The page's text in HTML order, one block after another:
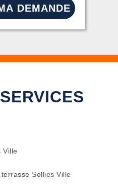
Ville
Sollies Ville